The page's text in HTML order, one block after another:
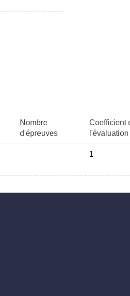
Nombre
d'épreuves
Coefficient
l'évaluation
1